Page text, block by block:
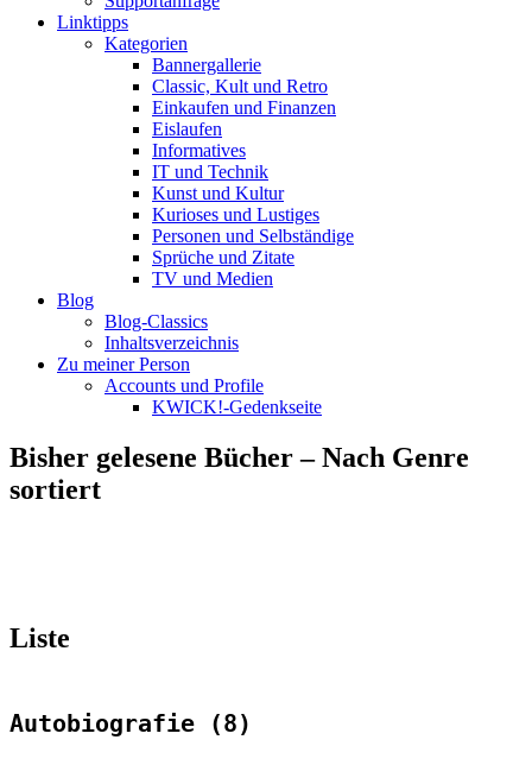
Linktipps
Kategorien
Bannergallerie
Classic, Kult und Retro
Einkaufen und Finanzen
Eislaufen
Informatives
IT und Technik
Kunst und Kultur
Kurioses und Lustiges
Personen und Selbständige
Sprüche und Zitate
TV und Medien
Blog
Blog-Classics
Inhaltsverzeichnis
Zu meiner Person
Accounts und Profile
KWICK!-Gedenkseite
Bisher gelesene Bücher – Nach Genre
sortiert
Liste
Autobiografie (8)